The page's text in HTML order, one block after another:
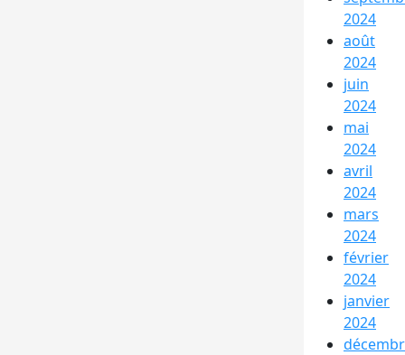
2024
août
2024
juin
2024
mai
2024
avril
2024
mars
2024
février
2024
janvier
2024